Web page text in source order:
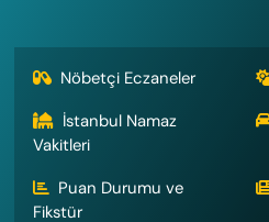
Nöbetçi Eczaneler
İstanbul Namaz
Vakitleri
Puan Durumu ve
Fikstür